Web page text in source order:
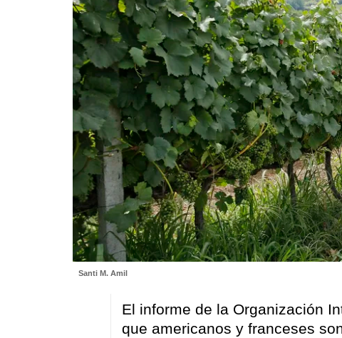
Santi M. Amil
El informe de la Organización
que americanos y franceses